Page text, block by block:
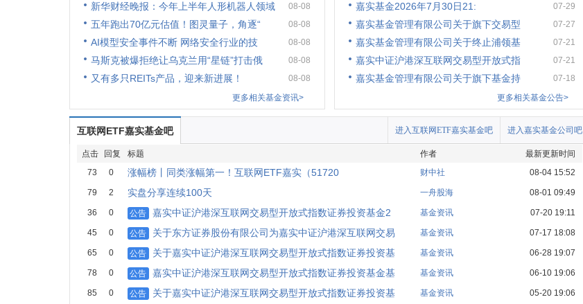
新华财经晚报：今年上半年人形机器人领域 08-08
五年跑出70亿元估值！图灵量子，角逐“ 08-08
AI模型安全事件不断 网络安全行业的技 08-08
马斯克被爆拒绝让乌克兰用“星链”打击俄 08-08
又有多只REITs产品，迎来新进展！
08-08
更多相关基金资讯>
嘉实基金2026年7月30日21: 07-29
嘉实基金管理有限公司关于旗下交易型 07-27
嘉实基金管理有限公司关于终止浦领基 07-21
嘉实中证沪港深互联网交易型开放式指 07-21
嘉实基金管理有限公司关于旗下基金持
07-18
更多相关基金公告>
互联网ETF嘉实基金吧 进入嘉实基金公司吧
进入互联网ETF嘉实基金吧
点击 回复 标题 作者
最新更新时间
73
0 涨幅榜丨同类涨幅第一！互联网ETF嘉实（51720 财中社 08-04 15:52
79 2 实盘分享连续100天 一舟股海 08-01 09:49
36 0 公告 嘉实中证沪港深互联网交易型开放式指数证券投资基金2 基金资讯 07-20 19:11
45 0 公告 关于东方证券股份有限公司为嘉实中证沪港深互联网交易 基金资讯 07-17 18:08
65 0 公告 关于嘉实中证沪港深互联网交易型开放式指数证券投资基 基金资讯 06-28 19:07
78 0 公告 嘉实中证沪港深互联网交易型开放式指数证券投资基金基 基金资讯 06-10 19:06
85 0 公告 关于嘉实中证沪港深互联网交易型开放式指数证券投资基 基金资讯 05-20 19:06